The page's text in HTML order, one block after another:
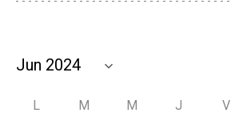
L M M J V